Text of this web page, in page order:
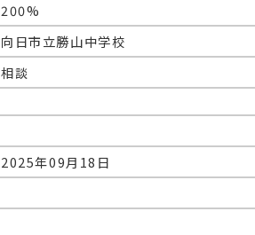
200%
向日市立勝山中学校
相談
2025年09月18日